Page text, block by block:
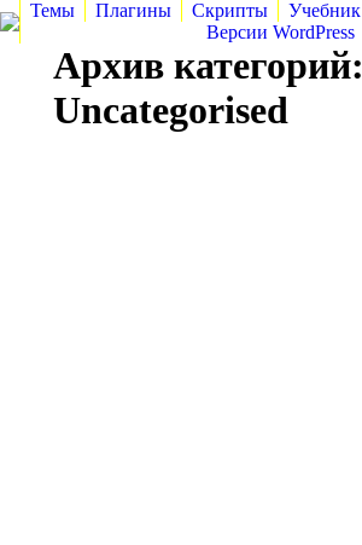
Темы Плагины Скрипты Учебник
Версии WordPress
Архив категорий:
Uncategorised